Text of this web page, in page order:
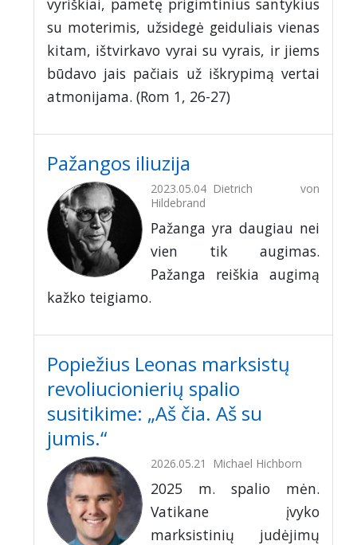
vyriškiai, pametę prigimtinius santykius
su moterimis, užsidegė geiduliais vienas
kitam, ištvirkavo vyrai su vyrais, ir jiems
būdavo jais pačiais už iškrypimą vertai
atmonijama. (Rom 1, 26-27)
Pažangos iliuzija
2023.05.04 Dietrich von
Hildebrand
Pažanga yra daugiau nei
vien tik augimas.
Pažanga reiškia augimą
kažko teigiamo.
Popiežius Leonas marksistų
revoliucionierių spalio
susitikime: „Aš čia. Aš su
jumis.“
2026.05.21 Michael Hichborn
2025 m. spalio mėn.
Vatikane įvyko
marksistinių judėjimų